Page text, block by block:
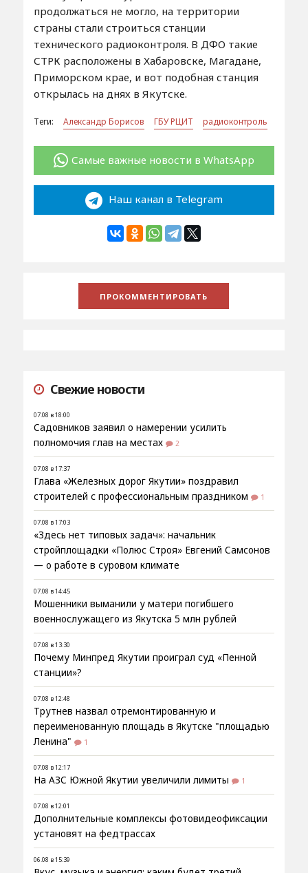
продолжаться не могло, на территории
страны стали строиться станции
технического радиоконтроля. В ДФО такие
СТРК расположены в Хабаровске, Магадане,
Приморском крае, и вот подобная станция
открылась на днях в Якутске.
Теги: Александр Борисов ГБУ РЦИТ радиоконтроль
Самые важные новости в WhatsApp
Наш канал в Telegram
Свежие новости
07.08 в 18:00
Садовников заявил о намерении усилить
полномочия глав на местах
2
07.08 в 17:37
Глава «Железных дорог Якутии» поздравил
строителей с профессиональным праздником
1
07.08 в 17:03
«Здесь нет типовых задач»: начальник
стройплощадки «Полюс Строя» Евгений Самсонов
— о работе в суровом климате
07.08 в 14:45
Мошенники выманили у матери погибшего
военнослужащего из Якутска 5 млн рублей
07.08 в 13:30
Почему Минпред Якутии проиграл суд «Пенной
станции»?
07.08 в 12:48
Трутнев назвал отремонтированную и
переименованную площадь в Якутске "площадью
Ленина"
1
07.08 в 12:17
На АЗС Южной Якутии увеличили лимиты 1
07.08 в 12:01
Дополнительные комплексы фотовидеофиксации
установят на федтрассах
06.08 в 15:39